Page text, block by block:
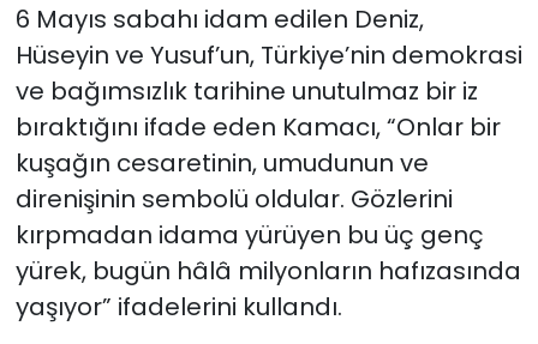
6 Mayıs sabahı idam edilen Deniz,
Hüseyin ve Yusuf’un, Türkiye’nin demokrasi
ve bağımsızlık tarihine unutulmaz bir iz
bıraktığını ifade eden Kamacı, “Onlar bir
kuşağın cesaretinin, umudunun ve
direnişinin sembolü oldular. Gözlerini
kırpmadan idama yürüyen bu üç genç
yürek, bugün hâlâ milyonların hafızasında
yaşıyor” ifadelerini kullandı.